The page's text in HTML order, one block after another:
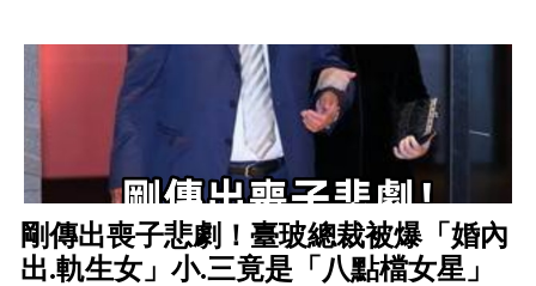
剛傳出喪子悲劇！臺玻總裁被爆「婚內
出.軌生女」小.三竟是「八點檔女星」